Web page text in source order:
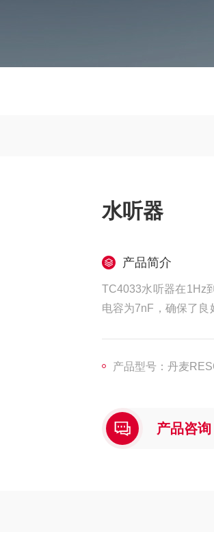
水听器
产品简介
TC4033水听器在1Hz
电容为7nF，确保了
产品型号：丹麦RESON
产品咨询